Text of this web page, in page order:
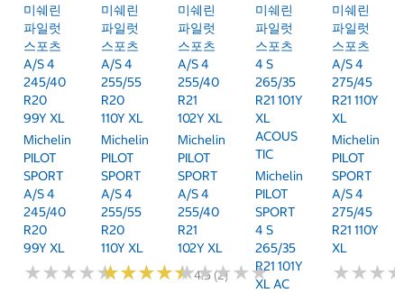
미쉐린
파일럿
스포츠
A/S 4
245/40
R20
99Y XL
Michelin
PILOT
SPORT
A/S 4
245/40
R20
99Y XL
★★★★★
★★★★★
미쉐린
파일럿
스포츠
A/S 4
255/55
R20
110Y XL
Michelin
PILOT
SPORT
A/S 4
255/55
R20
110Y XL
★★★★★
★★★★★4.5 (2)
미쉐린
파일럿
스포츠
A/S 4
255/40
R21
102Y XL
Michelin
PILOT
SPORT
A/S 4
255/40
R21
102Y XL
★★★★★
★★★★★
미쉐린
파일럿
스포츠
4 S
265/35
R21 101Y
XL
ACOUS
TIC
Michelin
PILOT
SPORT
4 S
265/35
R21 101Y
XL AC
미쉐린
파일럿
스포츠
A/S 4
275/45
R21 110Y
XL
Michelin
PILOT
SPORT
A/S 4
275/45
R21 110Y
XL
★★★
★★★